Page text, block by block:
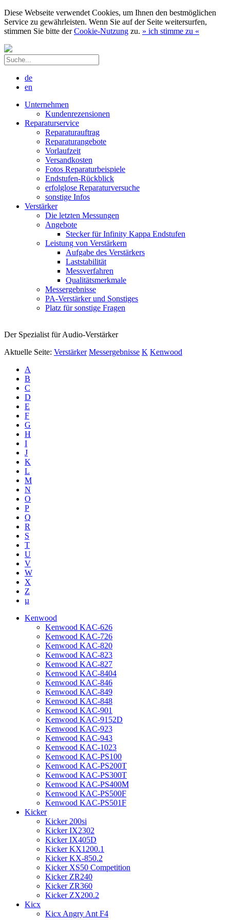
Diese Webseite verwendet Cookies, um Ihnen den bestmöglichen
Service zu gewährleisten. Wenn Sie auf der Seite weitersurfen,
stimmen Sie bitte derCookie-Nutzung zu. » ich stimme zu «
de
en
Unternehmen
Kundenrezensionen
Reparaturservice
Reparaturauftrag
Reparaturangebote
Vorlaufzeit
Versandkosten
Fotos Reparaturbeispiele
Endstufen-Rückblick
erfolglose Reparaturversuche
sonstige Infos
Verstärker
Die letzten Messungen
Angebote
Stecker für Infinity Kappa Endstufen
Leistung von Verstärkern
Aufgabe des Verstärkers
Laststabilität
Messverfahren
Qualitätsmerkmale
Messergebnisse
PA-Verstärker und Sonstiges
Platz für sonstige Fragen
Der Spezialist für Audio-Verstärker
Aktuelle Seite: Verstärker Messergebnisse K Kenwood
A
B
C
D
E
F
G
H
I
J
K
L
M
N
O
P
Q
R
S
T
U
V
W
X
Z
µ
Kenwood
Kenwood KAC-626
Kenwood KAC-726
Kenwood KAC-820
Kenwood KAC-823
Kenwood KAC-827
Kenwood KAC-8404
Kenwood KAC-846
Kenwood KAC-849
Kenwood KAC-848
Kenwood KAC-901
Kenwood KAC-9152D
Kenwood KAC-923
Kenwood KAC-943
Kenwood KAC-1023
Kenwood KAC-PS100
Kenwood KAC-PS200T
Kenwood KAC-PS300T
Kenwood KAC-PS400M
Kenwood KAC-PS500F
Kenwood KAC-PS501F
Kicker
Kicker 200si
Kicker IX2302
Kicker IX405D
Kicker KX1200.1
Kicker KX-850.2
Kicker XS50 Competition
Kicker ZR240
Kicker ZR360
Kicker ZX200.2
Kicx
Kicx Angry Ant F4